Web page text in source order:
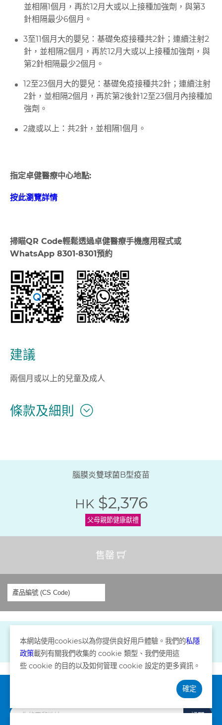
並相隔1個月，再於12月大或以上接種加強劑，與第3
針相隔最少6個月。
3至11個月大的嬰兒：基礎免疫接種共2針；連續注射2
針，並相隔2個月，再於12月大或以上接種加強劑，與
第2針相隔最少2個月。
12至23個月大的嬰兒：基礎免疫接種共2針；連續注射
2針，並相隔2個月，再於第2後針12至23個月內接種加
強劑。
2歲或以上：共2針，並相隔1個月。
指定卓健醫療中心地點:
按此瀏覽詳情
掃瞄QR Code輕鬆透過卓健醫療手機應用程式或
WhatsApp 8301-8301預約
建議
兩個月或以上的兒童及成人
條款及細則
腦膜炎雙球菌B型疫苗
HK $2,376
父母親節健康獻禮
售罄
訂閱
本網站使用cookies以為你提供良好用戶體驗。我們的私隱
政策載列有關我們收集的 cookie 類型、我們使用這
些 cookie 的目的以及如何管理 cookie 設定的更多資訊。
確定